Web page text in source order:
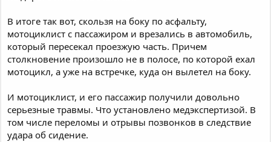
В итоге так вот, скользя на боку по асфальту,
мотоциклист с пассажиром и врезались в автомобиль,
который пересекал проезжую часть. Причем
столкновение произошло не в полосе, по которой ехал
мотоцикл, а уже на встречке, куда он вылетел на боку.
И мотоциклист, и его пассажир получили довольно
серьезные травмы. Что установлено медэкспертизой. В
том числе переломы и отрывы позвонков в следствие
удара об сидение.